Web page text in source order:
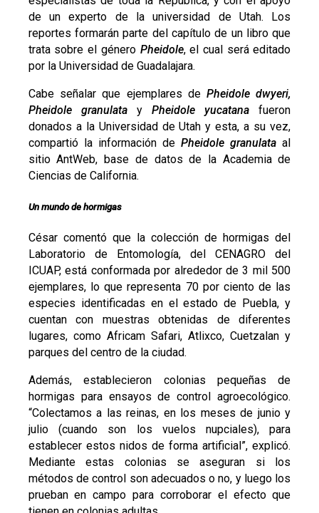
de un experto de la universidad de Utah. Los
reportes formarán parte del capítulo de un libro que
trata sobre el género Pheidole, el cual será editado
por la Universidad de Guadalajara.
Cabe señalar que ejemplares dePheidole dwyeri,
Pheidole granulatayPheidole yucatana fueron
donados a la Universidad de Utah y esta, a su vez,
compartió la información dePheidole granulata al
sitio AntWeb, base de datos de la Academia de
Ciencias de California.
Un mundo de hormigas
César comentó que la colección de hormigas del
Laboratorio de Entomología, del CENAGRO del
ICUAP, está conformada por alrededor de 3 mil 500
ejemplares, lo que representa 70 por ciento de las
especies identificadas en el estado de Puebla, y
cuentan con muestras obtenidas de diferentes
lugares, como Africam Safari, Atlixco, Cuetzalan y
parques del centro de la ciudad.
Además, establecieron colonias pequeñas de
hormigas para ensayos de control agroecológico.
“Colectamos a las reinas, en los meses de junio y
julio (cuando son los vuelos nupciales), para
establecer estos nidos de forma artificial”, explicó.
Mediante estas colonias se aseguran si los
métodos de control son adecuados o no, y luego los
prueban en campo para corroborar el efecto que